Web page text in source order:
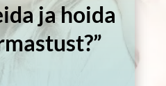
ja hoida